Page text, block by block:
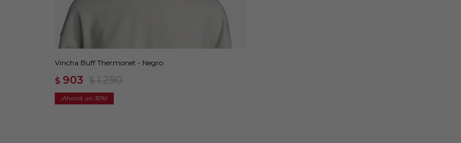
Vincha Buff Thermonet - Negro
$ 903 $ 1.290
30